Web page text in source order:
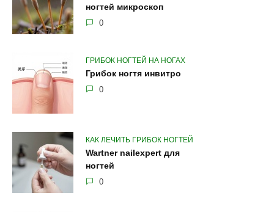
ногтей микроскоп
0
ГРИБОК НОГТЕЙ НА НОГАХ
Грибок ногтя инвитро
0
КАК ЛЕЧИТЬ ГРИБОК НОГТЕЙ
Wartner nailexpert для
ногтей
0